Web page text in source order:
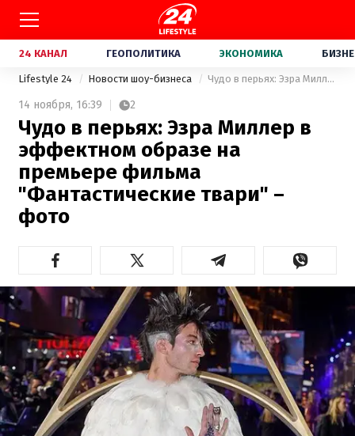
24 КАНАЛ ГЕОПОЛИТИКА ЭКОНОМИКА
Lifestyle 24 Новости шоу-бизнеса Чудо в перьях: Эзра Миллер в эффектном образе на премьере фильма "Фантастические твари" – фото
14 ноября, 16:39 2
Чудо в перьях: Эзра Миллер в
эффектном образе на
премьере фильма
"Фантастические твари" –
фото